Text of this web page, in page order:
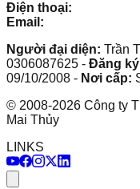
Điện thoại:
Email:
Người đại diện: Trần
0306087625 - Đăng
09/10/2008 - Nơi cấp:
© 2008-2026 Công ty
Mai Thủy
LINKS